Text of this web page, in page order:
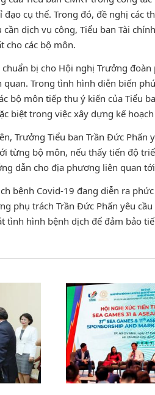
cụ thể. Trong đó, đề nghị các
dịch vụ công, Tiểu ban Tài
cho các bộ môn.
chuẩn bị cho Hội nghị Trưởng
quan. Trong tình hình diễn biến
bộ môn tiếp thu ý kiến của Tiểu
biệt trong việc xây dựng kế
Trưởng Tiểu ban Trần Đức Phấn
từng bộ môn, nếu thấy tiến độ
dẫn cho địa phương liên quan
bệnh Covid-19 đang diễn ra
phụ trách Trần Đức Phấn yêu
tình hình bệnh dịch để đảm bảo